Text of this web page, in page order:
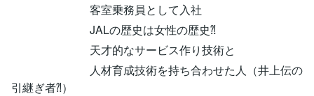
客室乗務員として入社
JALの歴史は女性の歴史⁈
天才的なサービス作り技術と
人材育成技術を持ち合わせた人（井上伝の
引継ぎ者⁈）